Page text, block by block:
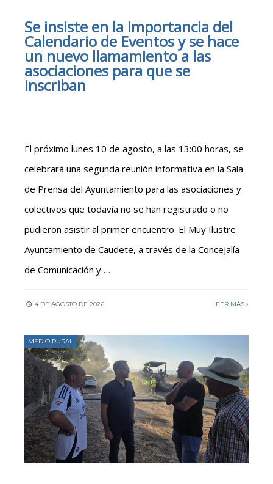
Se insiste en la importancia del
Calendario de Eventos y se hace
un nuevo llamamiento a las
asociaciones para que se
inscriban
El próximo lunes 10 de agosto, a las 13:00 horas, se
celebrará una segunda reunión informativa en la Sala
de Prensa del Ayuntamiento para las asociaciones y
colectivos que todavía no se han registrado o no
pudieron asistir al primer encuentro. El Muy Ilustre
Ayuntamiento de Caudete, a través de la Concejalía
de Comunicación y …
4 DE AGOSTO DE 2026 LEER MÁS
MEDIO RURAL